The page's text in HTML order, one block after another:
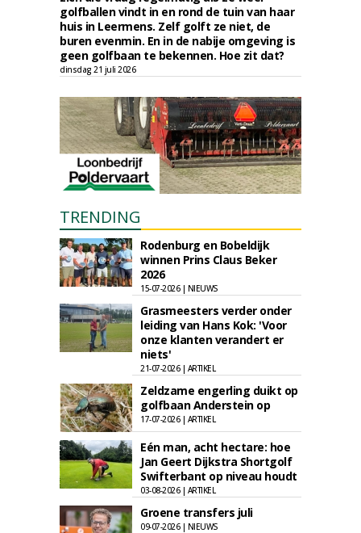
golfballen vindt in en rond de tuin van haar
huis in Leermens. Zelf golft ze niet, de
buren evenmin. En in de nabije omgeving is
geen golfbaan te bekennen. Hoe zit dat?
dinsdag 21 juli 2026
TRENDING
Rodenburg en Bobeldijk
winnen Prins Claus Beker
2026
15-07-2026 | NIEUWS
Grasmeesters verder onder
leiding van Hans Kok: 'Voor
onze klanten verandert er
niets'
21-07-2026 | ARTIKEL
Zeldzame engerling duikt op
golfbaan Anderstein op
17-07-2026 | ARTIKEL
Eén man, acht hectare: hoe
Jan Geert Dijkstra Shortgolf
Swifterbant op niveau houdt
03-08-2026 | ARTIKEL
Groene transfers juli
09-07-2026 | NIEUWS